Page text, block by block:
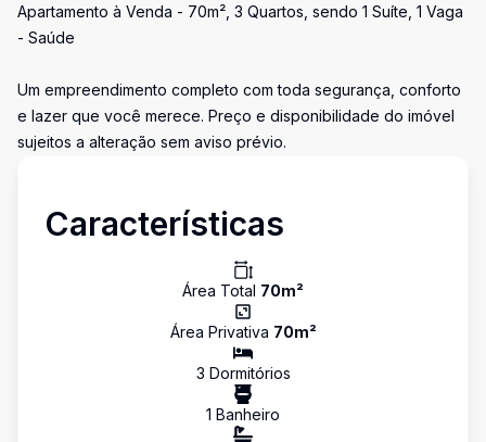
Apartamento à Venda - 70m², 3 Quartos, sendo 1 Suíte, 1 Vaga
- Saúde
Um empreendimento completo com toda segurança, conforto
e lazer que você merece. Preço e disponibilidade do imóvel
sujeitos a alteração sem aviso prévio.
Características
Área Total 70m²
Área Privativa 70m²
3 Dormitórios
1 Banheiro